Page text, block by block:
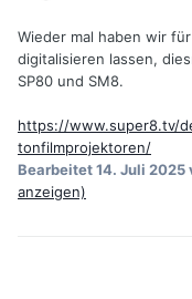
Wieder mal haben wir
digitalisieren lassen,
SP80 und SM8.
https://www.super8.tv/
tonfilmprojektoren/
Bearbeitet14. Juli 2025
anzeigen)